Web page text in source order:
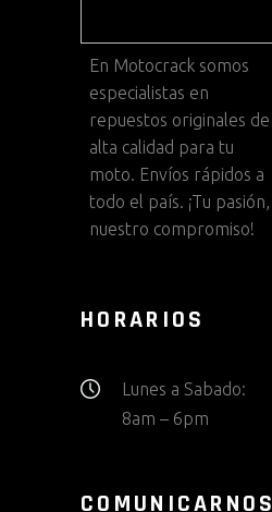
En Motocrack somos
especialistas en
repuestos originales de
alta calidad para tu
moto. Envíos rápidos a
todo el país. ¡Tu pasión,
nuestro compromiso!
HORARIOS
Lunes a Sabado:
8am – 6pm
COMUNICARNOS